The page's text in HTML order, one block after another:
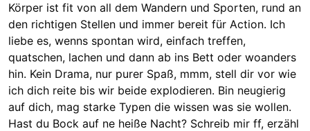
Körper ist fit von all dem Wandern und Sporten, rund an
den richtigen Stellen und immer bereit für Action. Ich
liebe es, wenns spontan wird, einfach treffen,
quatschen, lachen und dann ab ins Bett oder woanders
hin. Kein Drama, nur purer Spaß, mmm, stell dir vor wie
ich dich reite bis wir beide explodieren. Bin neugierig
auf dich, mag starke Typen die wissen was sie wollen.
Hast du Bock auf ne heiße Nacht? Schreib mir ff, erzähl